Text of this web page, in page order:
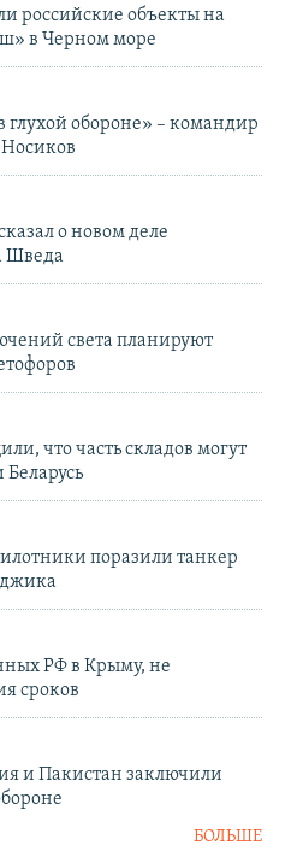
российские объекты на
в Черном море
обороне» – командир
о новом деле
Шведа
света планируют
что часть складов могут
Беларусь
поразили танкер
РФ в Крыму, не
сроков
и Пакистан заключили
БОЛЬШЕ